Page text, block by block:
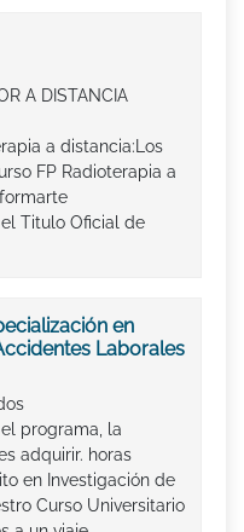
A DISTANCIA
a distancia:Los
FP Radioterapia a
Titulo Oficial de
en
Laborales
programa, la
adquirir. horas
en Investigación de
Curso Universitario